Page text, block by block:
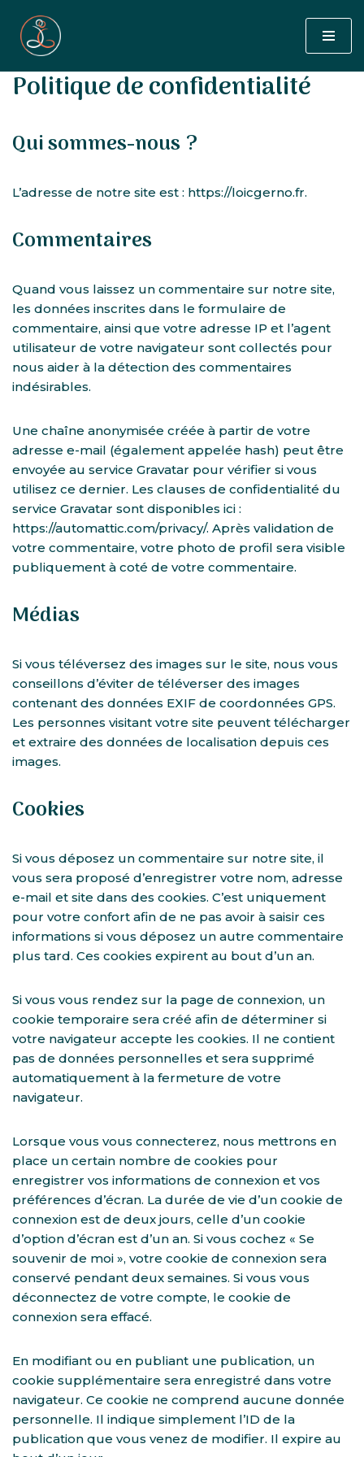
Aller
contenu
Politique de confidentialité
Qui sommes-nous ?
L’adresse de notre site est : https://loicgerno.fr.
Commentaires
Quand vous laissez un commentaire sur notre site,
les données inscrites dans le formulaire de
commentaire, ainsi que votre adresse IP et l’agent
utilisateur de votre navigateur sont collectés pour
nous aider à la détection des commentaires
indésirables.
Une chaîne anonymisée créée à partir de votre
adresse e-mail (également appelée hash) peut être
envoyée au service Gravatar pour vérifier si vous
utilisez ce dernier. Les clauses de confidentialité du
service Gravatar sont disponibles ici :
https://automattic.com/privacy/. Après validation de
votre commentaire, votre photo de profil sera visible
publiquement à coté de votre commentaire.
Médias
Si vous téléversez des images sur le site, nous vous
conseillons d’éviter de téléverser des images
contenant des données EXIF de coordonnées GPS.
Les personnes visitant votre site peuvent télécharger
et extraire des données de localisation depuis ces
images.
Cookies
Si vous déposez un commentaire sur notre site, il
vous sera proposé d’enregistrer votre nom, adresse
e-mail et site dans des cookies. C’est uniquement
pour votre confort afin de ne pas avoir à saisir ces
informations si vous déposez un autre commentaire
plus tard. Ces cookies expirent au bout d’un an.
Si vous vous rendez sur la page de connexion, un
cookie temporaire sera créé afin de déterminer si
votre navigateur accepte les cookies. Il ne contient
pas de données personnelles et sera supprimé
automatiquement à la fermeture de votre
navigateur.
Lorsque vous vous connecterez, nous mettrons en
place un certain nombre de cookies pour
enregistrer vos informations de connexion et vos
préférences d’écran. La durée de vie d’un cookie de
connexion est de deux jours, celle d’un cookie
d’option d’écran est d’un an. Si vous cochez « Se
souvenir de moi », votre cookie de connexion sera
conservé pendant deux semaines. Si vous vous
déconnectez de votre compte, le cookie de
connexion sera effacé.
En modifiant ou en publiant une publication, un
cookie supplémentaire sera enregistré dans votre
navigateur. Ce cookie ne comprend aucune donnée
personnelle. Il indique simplement l’ID de la
publication que vous venez de modifier. Il expire au